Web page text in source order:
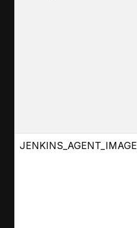
JENKINS_AGENT_IMAGE